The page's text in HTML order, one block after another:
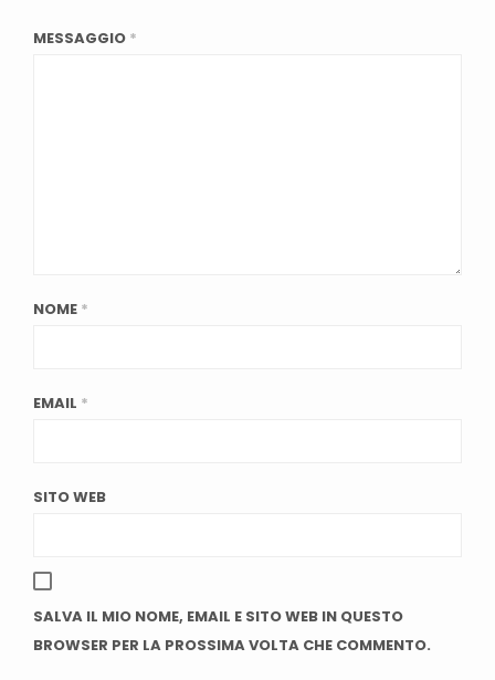
MESSAGGIO *
NOME *
EMAIL *
SITO WEB
SALVA IL MIO NOME, EMAIL E SITO WEB IN QUESTO
BROWSER PER LA PROSSIMA VOLTA CHE COMMENTO.